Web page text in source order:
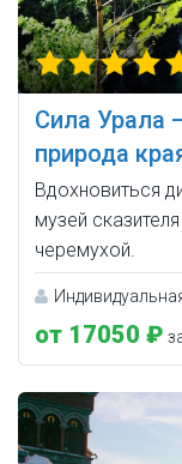
Сила Урала
природа
Вдохновиться
музей
черемухой.
от 17050 ₽